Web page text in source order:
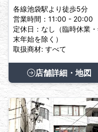
各線池袋駅より徒歩5分
営業時間：11:00 - 20:00
定休日：なし（臨時休業
末年始を除く）
取扱商材: すべて
店舗詳細・地図